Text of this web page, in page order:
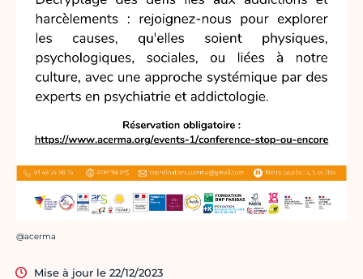
Crédit photo :
@acerma
Mise à jour le 22/12/2023